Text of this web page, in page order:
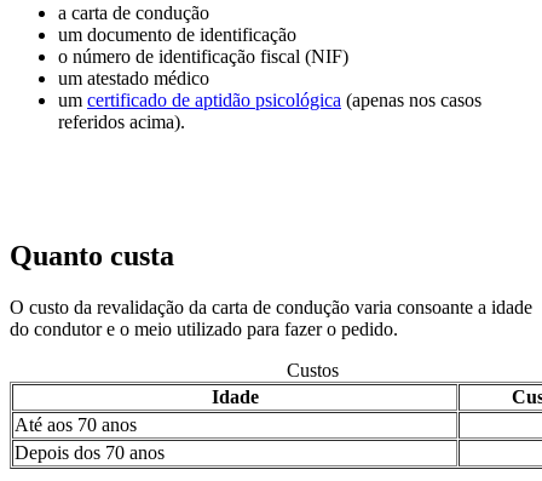
a carta de condução
um documento de identificação
o número de identificação fiscal (NIF)
um atestado médico
um certificado de aptidão psicológica (apenas nos casos
referidos acima).
Quanto custa
O custo da revalidação da carta de condução varia consoante a idade
do condutor e o meio utilizado para fazer o pedido.
Custos
Idade
Até aos 70 anos
Depois dos 70 anos